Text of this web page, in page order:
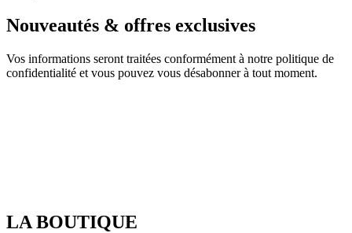
Nouveautés & offres exclusives
Vos informations seront traitées conformément à notre politique de
confidentialité et vous pouvez vous désabonner à tout moment.
LA BOUTIQUE